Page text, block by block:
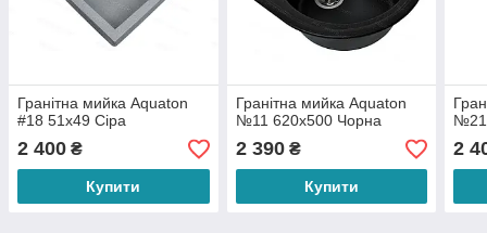
Гранітна мийка Aquaton
#18 51х49 Сіра
2 400 ₴
Купити
Гранітна мийка Aquaton
№11 620х500 Чорна
2 390₴
Купити
№21
2